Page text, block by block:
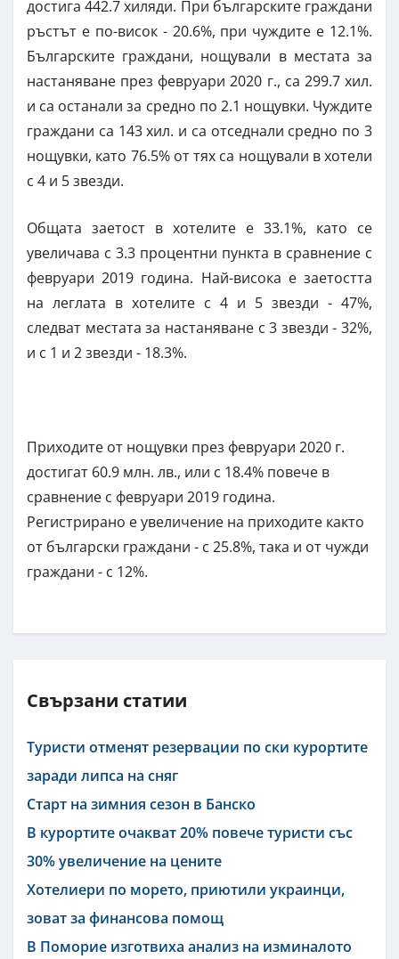
достига 442.7 хиляди. При българските граждани
ръстът е по-висок - 20.6%, при чуждите е 12.1%.
Българските граждани, нощували в местата за
настаняване през февруари 2020 г., са 299.7 хил.
и са останали за средно по 2.1 нощувки. Чуждите
граждани са 143 хил. и са отседнали средно по 3
нощувки, като 76.5% от тях са нощували в хотели
с 4 и 5 звезди.
Общата заетост в хотелите е 33.1%, като се
увеличава с 3.3 процентни пункта в сравнение с
февруари 2019 година. Най-висока е заетостта
на леглата в хотелите с 4 и 5 звезди - 47%,
следват местата за настаняване с 3 звезди - 32%,
и с 1 и 2 звезди - 18.3%.
Приходите от нощувки през февруари 2020 г.
достигат 60.9 млн. лв., или с 18.4% повече в
сравнение с февруари 2019 година.
Регистрирано е увеличение на приходите както
от български граждани - с 25.8%, така и от чужди
граждани - с 12%.
Свързани статии
Туристи отменят резервации по ски курортите
заради липса на сняг
Старт на зимния сезон в Банско
В курортите очакват 20% повече туристи със
30% увеличение на цените
Хотелиери по морето, приютили украинци,
зоват за финансова помощ
В Поморие изготвиха анализ на изминалото